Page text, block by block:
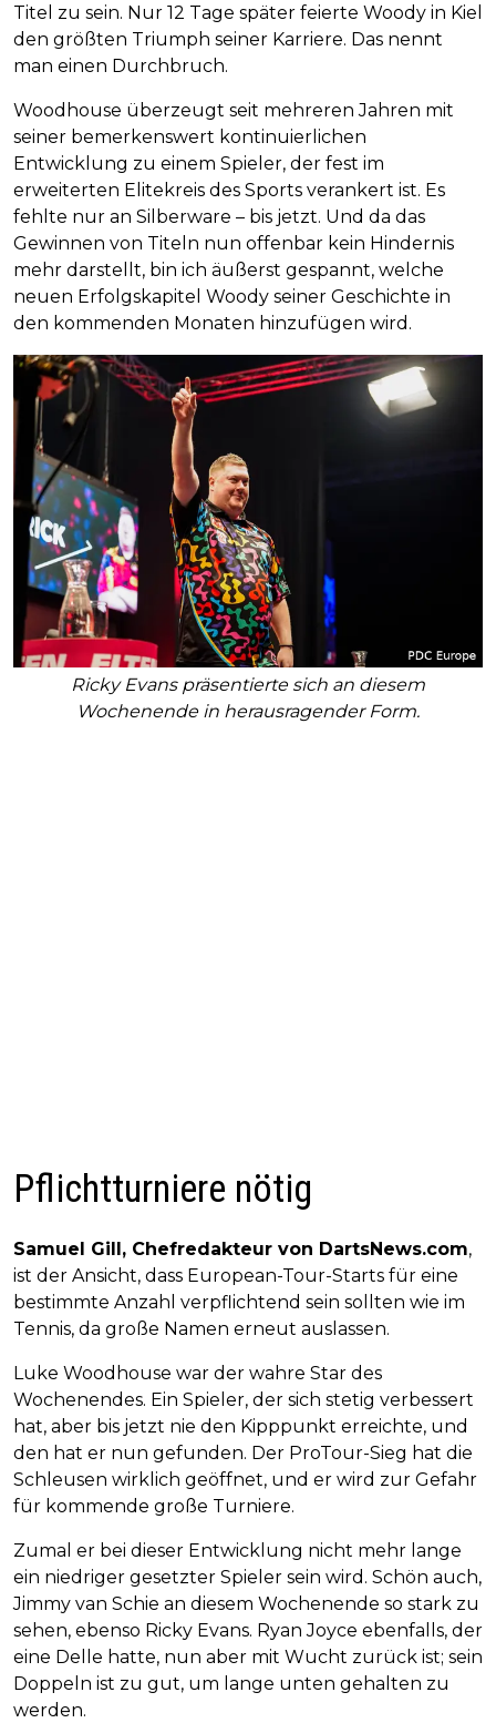
Titel zu sein. Nur 12 Tage später feierte Woody in Kiel
den größten Triumph seiner Karriere. Das nennt
man einen Durchbruch.
Woodhouse überzeugt seit mehreren Jahren mit
seiner bemerkenswert kontinuierlichen
Entwicklung zu einem Spieler, der fest im
erweiterten Elitekreis des Sports verankert ist. Es
fehlte nur an Silberware – bis jetzt. Und da das
Gewinnen von Titeln nun offenbar kein Hindernis
mehr darstellt, bin ich äußerst gespannt, welche
neuen Erfolgskapitel Woody seiner Geschichte in
den kommenden Monaten hinzufügen wird.
Ricky Evans präsentierte sich an diesem
Wochenende in herausragender Form.
Pflichtturniere nötig
Samuel Gill, Chefredakteur von DartsNews.com,
ist der Ansicht, dass European-Tour-Starts für eine
bestimmte Anzahl verpflichtend sein sollten wie im
Tennis, da große Namen erneut auslassen.
Luke Woodhouse war der wahre Star des
Wochenendes. Ein Spieler, der sich stetig verbessert
hat, aber bis jetzt nie den Kipppunkt erreichte, und
den hat er nun gefunden. Der ProTour-Sieg hat die
Schleusen wirklich geöffnet, und er wird zur Gefahr
für kommende große Turniere.
Zumal er bei dieser Entwicklung nicht mehr lange
ein niedriger gesetzter Spieler sein wird. Schön auch,
Jimmy van Schie an diesem Wochenende so stark zu
sehen, ebenso Ricky Evans. Ryan Joyce ebenfalls, der
eine Delle hatte, nun aber mit Wucht zurück ist; sein
Doppeln ist zu gut, um lange unten gehalten zu
werden.